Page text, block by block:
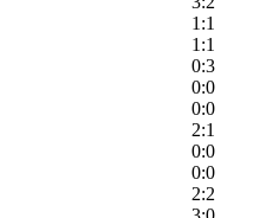
1:1
1:1
0:3
0:0
0:0
2:1
0:0
0:0
2:2